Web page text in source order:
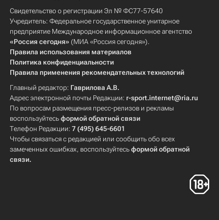
Свидетельство о регистрации Эл № ФС77-57640
Учредитель: Федеральное государственное унитарное
предприятие Международное информационное агентство
«Россия сегодня» (МИА «Россия сегодня»).
Правила использования материалов
Политика конфиденциальности
Правила применения рекомендательных технологий
Главный редактор: Гаврилова А.В.
Адрес электронной почты Редакции: r-sport.internet@ria.ru
По вопросам размещения пресс-релизов и рекламы
воспользуйтесьформой обратной связи
Телефон Редакции: 7 (495) 645-6601
Чтобы связаться с редакцией или сообщить обо всех
замеченных ошибках, воспользуйтесьформой обратной
связи.